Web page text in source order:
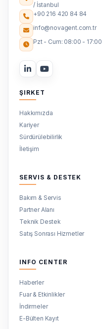
/ İstanbul
+90 216 420 84 84
info@novagent.com.tr
Pzt - Cum: 08:00 - 17:00
ŞIRKET
Hakkımızda
Kariyer
Sürdürülebilirlik
İletişim
SERVIS & DESTEK
Bakım & Servis
Partner Alanı
Teknik Destek
Satış Sonrası Hizmetler
INFO CENTER
Haberler
Fuar & Etkinlikler
İndirmeler
E-Bülten Kayıt